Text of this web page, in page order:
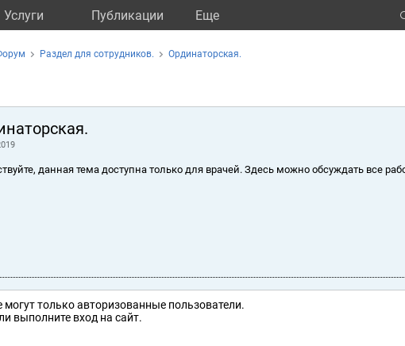
Услуги Публикации Eще
Раздел для сотрудников. Ординаторская.
данная тема доступна только для врачей. Здесь можно обсуждать все
только авторизованные пользователи.
выполните вход на сайт.